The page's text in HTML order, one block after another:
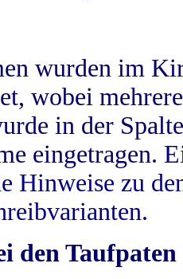
wurden im
wobei
in der
eingetragen.
Hinweise zu
den Taufpaten